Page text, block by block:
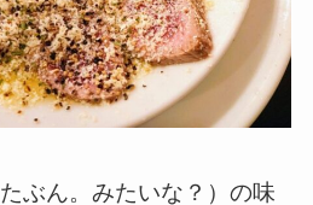
ぶん。みたいな？）の味